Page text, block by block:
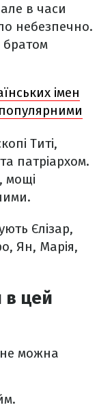
в часи
небезпечно.
імен
Титі,
патріархом.
мощі
Єлізар,
Ян, Марія,
цей
можна